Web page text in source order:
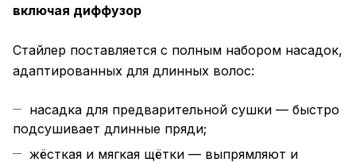
включая диффузор
Стайлер поставляется с полным набором насадок,
адаптированных для длинных волос:
насадка для предварительной сушки — быстро
подсушивает длинные пряди;
жёсткая и мягкая щётки — выпрямляют и